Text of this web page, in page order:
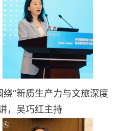
“新质生产力与文旅深度
，吴巧红主持